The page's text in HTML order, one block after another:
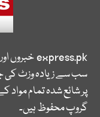
express.pkخبروں
سب سے زیادہ وزٹ کی
پر شائع شدہ تمام
گروپ محفوظ ہیں۔